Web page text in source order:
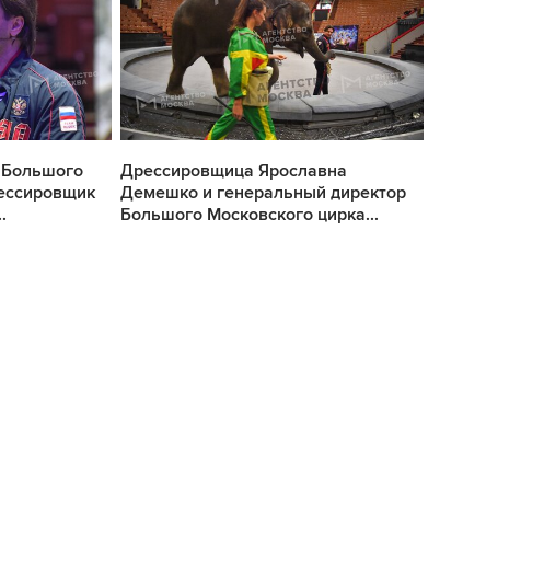
Дрессировщица Ярославна
Демешко и генеральный директор
Большого Московского цирка...